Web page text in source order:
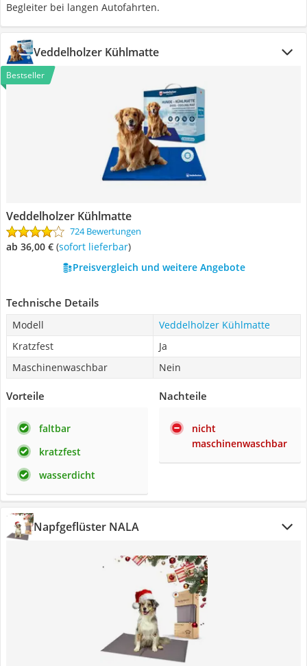
Begleiter bei langen Autofahrten.
Veddelholzer Kühlmatte
Bestseller
Veddelholzer Kühlmatte
724 Bewertungen
ab 36,00 € ( Sofort lieferbar)
Preisvergleich und weitere Angebote
Technische Details
Modell
Veddelholzer Kühlmatte
Kratzfest
Ja
Maschinenwaschbar
Nein
Vorteile
faltbar
kratzfest
wasserdicht
Nachteile
nicht
maschinenwaschbar
Napfgeflüster NALA